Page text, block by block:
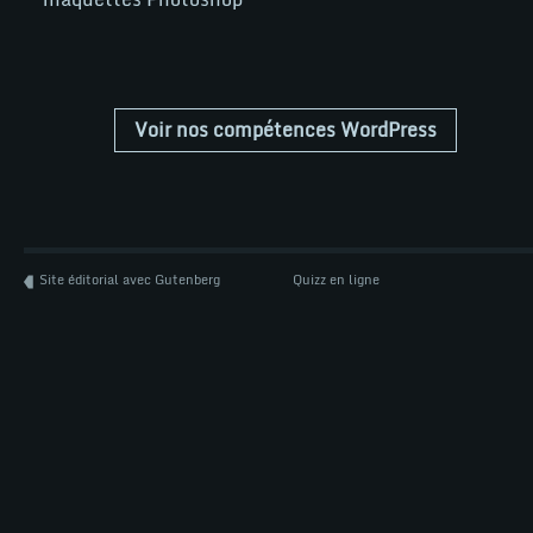
Voir nos compétences WordPress
Site éditorial avec Gutenberg Quizz en ligne